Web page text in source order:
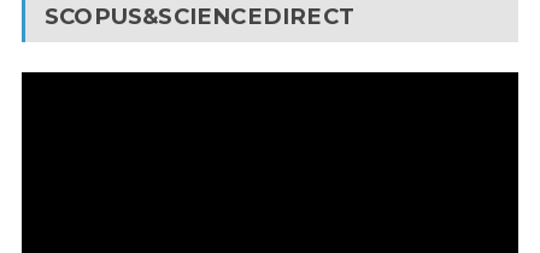
SCOPUS&SCIENCEDIRECT